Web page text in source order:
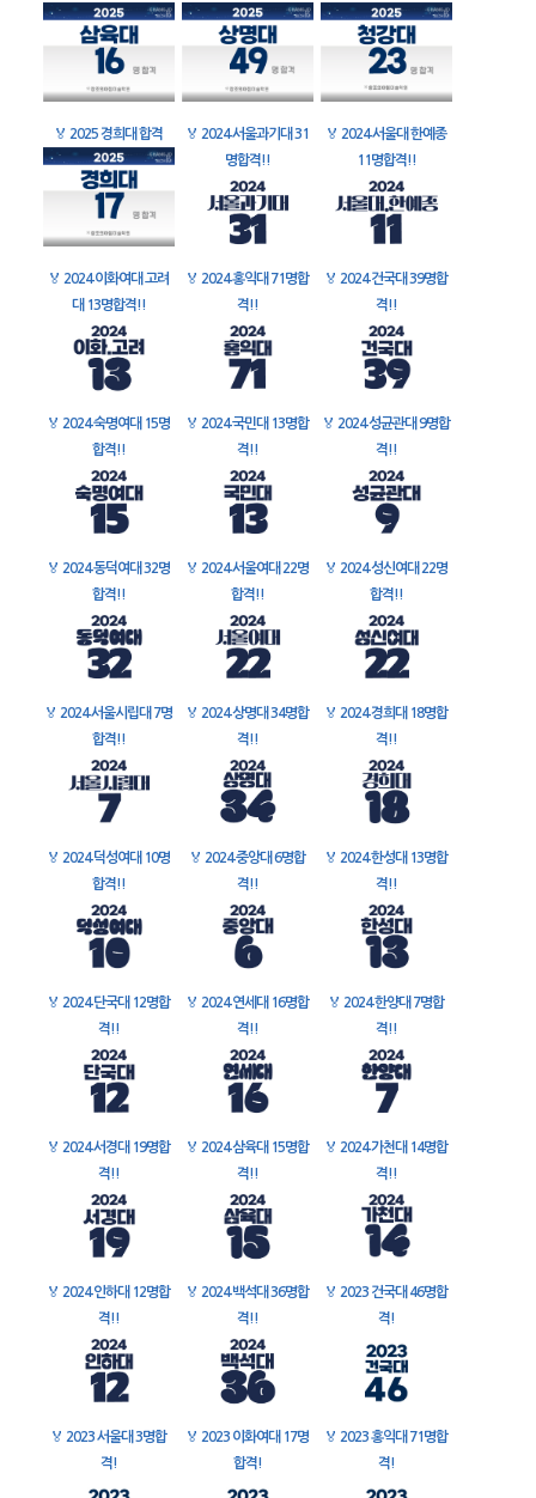
🏅 2025 경희대 합격 🏅 2024 서울과기대 31
명합격!!
🏅 2024 서울대 한예종
11명합격!!
🏅 2024 이화여대 고려
대 13명합격!!
🏅 2024 홍익대 71명합
격!!
🏅 2024 건국대 39명합
격!!
🏅 2024 숙명여대 15명
합격!!
🏅 2024 국민대 13명합
격!!
🏅 2024 성균관대 9명합
격!!
🏅 2024 동덕여대 32명
합격!!
🏅 2024 서울여대 22명
합격!!
🏅 2024 성신여대 22명
합격!!
🏅 2024 서울시립대 7명
합격!!
🏅 2024 상명대 34명합
격!!
🏅 2024 경희대 18명합
격!!
🏅 2024 덕성여대 10명
합격!!
🏅 2024 중앙대 6명합
격!!
🏅 2024 한성대 13명합
격!!
🏅 2024 단국대 12명합
격!!
🏅 2024 연세대 16명합
격!!
🏅 2024 한양대 7명합
격!!
🏅 2024 서경대 19명합
격!!
🏅 2024 삼육대 15명합
격!!
🏅 2024 가천대 14명합
격!!
🏅 2024 인하대 12명합
격!!
🏅 2024 백석대 36명합
격!!
🏅 2023 건국대 46명합
격!
🏅 2023 서울대 3명합
격!
🏅 2023 이화여대 17명
합격!
🏅 2023 홍익대 71명합
격!